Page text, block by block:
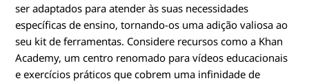
ser adaptados para atender às suas necessidades
específicas de ensino, tornando-os uma adição valiosa ao
seu kit de ferramentas. Considere recursos como a Khan
Academy, um centro renomado para vídeos educacionais
e exercícios práticos que cobrem uma infinidade de